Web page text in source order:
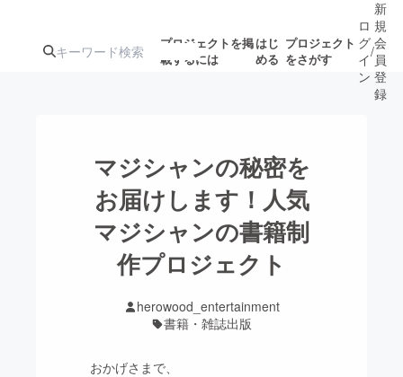
プロジェクトを掲
載するには
はじ
める
プロジェクト
をさがす
ターン
ジェクト
募集終了が近いプ
ロジェクト
アート・写真
ロ
グ
イ
ン
/
新
規
会
員
登
録
マジシャンの秘密を
お届けします！人気
マジシャンの書籍制
作プロジェクト
herowood_entertainment
書籍・雑誌出版
おかげさまで、